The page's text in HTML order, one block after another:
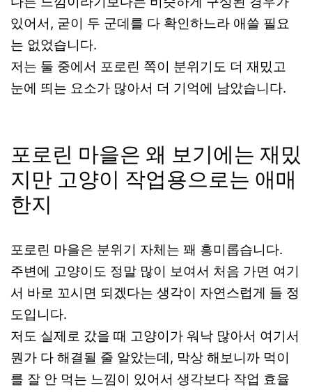
있어서, 굳이 두 군데를 다 확인하느라 애쓸 필요
는 없었습니다.
저는 둘 중에서 포로린 쪽이 분위기도 더 재밌고
눈에 띄는 요소가 많아서 더 기억에 남았습니다.
포로린 마을은 왜 보기에는 재밌
지만 고양이 작업용으로는 애매
한지
포로린 마을은 분위기 자체는 꽤 흥미롭습니다.
주변에 고양이도 정말 많이 보여서 처음 가면 여기
서 바로 꼬시면 되겠다는 생각이 자연스럽게 들 정
도입니다.
저도 실제로 갔을 때 고양이가 워낙 많아서 여기서
뭔가 다 해결될 줄 알았는데, 막상 해보니까 먹이
를 잘 안 먹는 느낌이 있어서 생각보다 작업 효율